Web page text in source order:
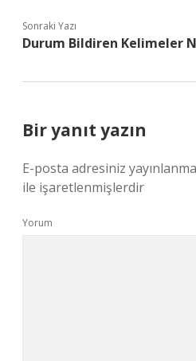
Sonraki Yazı
Durum Bildiren Kelimeler
Bir yanıt yazın
E-posta adresiniz
ile işaretlenmişlerdir
Yorum